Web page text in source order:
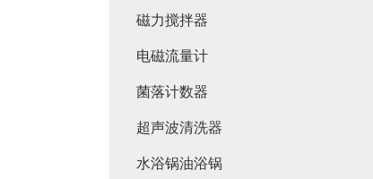
磁力搅拌器
电磁流量计
菌落计数器
超声波清洗器
水浴锅油浴锅